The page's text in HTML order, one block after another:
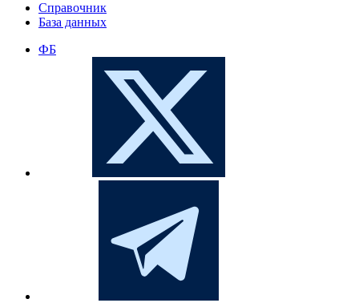
Справочник
База данных
ФБ